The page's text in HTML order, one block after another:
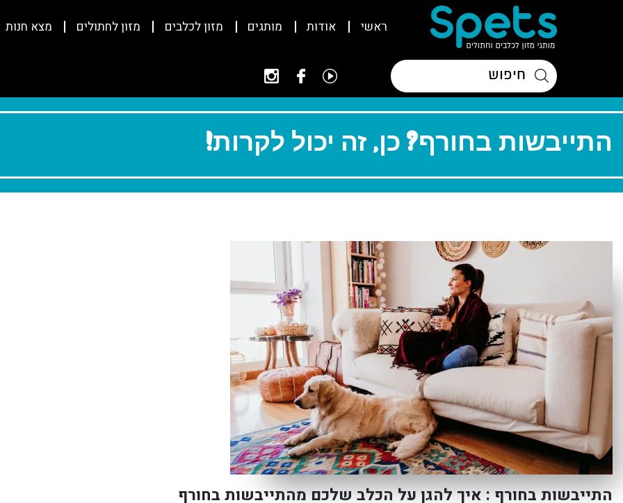
ראשי אודות מותגים מזון לכלבים מזון לחתולים מצא חנות
התייבשות בחורף? כן, זה יכול לקרות!
התייבשות בחורף :איך להגן על הכלב שלכם מהתייבשות בחורף